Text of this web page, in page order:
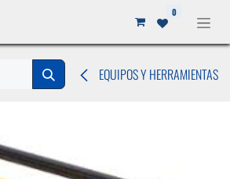
0
EQUIPOS Y HERRAMIENTAS